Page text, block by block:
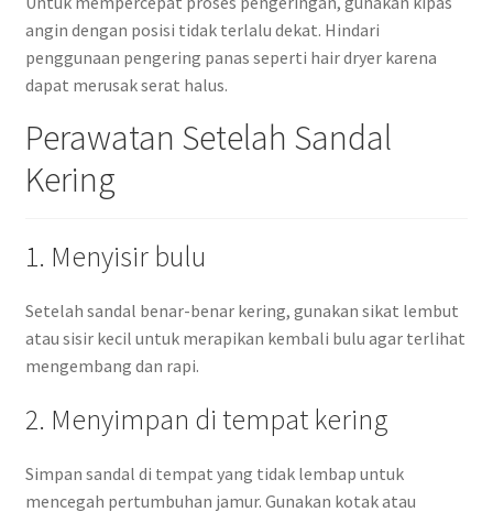
angin dengan posisi tidak terlalu dekat. Hindari
penggunaan pengering panas seperti hair dryer karena
dapat merusak serat halus.
Perawatan Setelah Sandal
Kering
1. Menyisir bulu
Setelah sandal benar-benar kering, gunakan sikat lembut
atau sisir kecil untuk merapikan kembali bulu agar terlihat
mengembang dan rapi.
2. Menyimpan di tempat kering
Simpan sandal di tempat yang tidak lembap untuk
mencegah pertumbuhan jamur. Gunakan kotak atau